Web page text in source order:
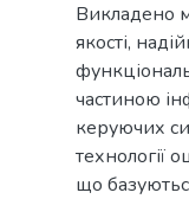
Викладено
якості,
частиною
керуючих
технології
що